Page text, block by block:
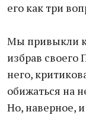
его как три
Мы привыкли к
избрав своего
него,
обижаться на
Но, наверное,